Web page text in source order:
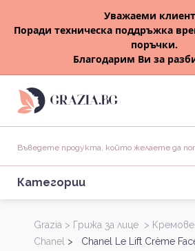
Уважаеми
Поради техническа поддръжка
поръчки.
Благодарим Ви за
Категории
Grazia > Грижа за лице >
Chanel > Chanel Le Lift Crème